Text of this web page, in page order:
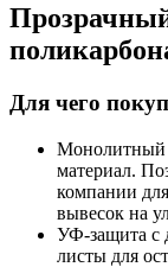
Для чего
Монолитный
материал.
компании
вывесок на
УФ-защита с
листы для